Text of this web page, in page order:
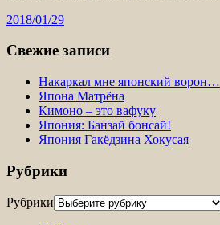
2018/01/29
Свежие записи
Накаркал мне японский ворон…
Япона Матрёна
Кимоно – это вафуку
Япония: Банзай бонсай!
Япония Гакёдзина Хокусая
Рубрики
Рубрики